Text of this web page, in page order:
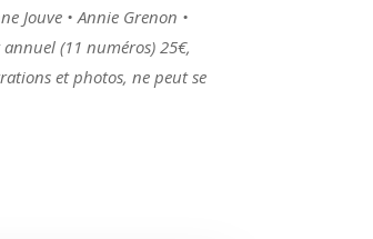
Jouve • Annie Grenon •
annuel (11 numéros) 25€,
et photos, ne peut se